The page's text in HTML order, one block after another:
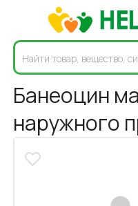
Банеоцин
наружного